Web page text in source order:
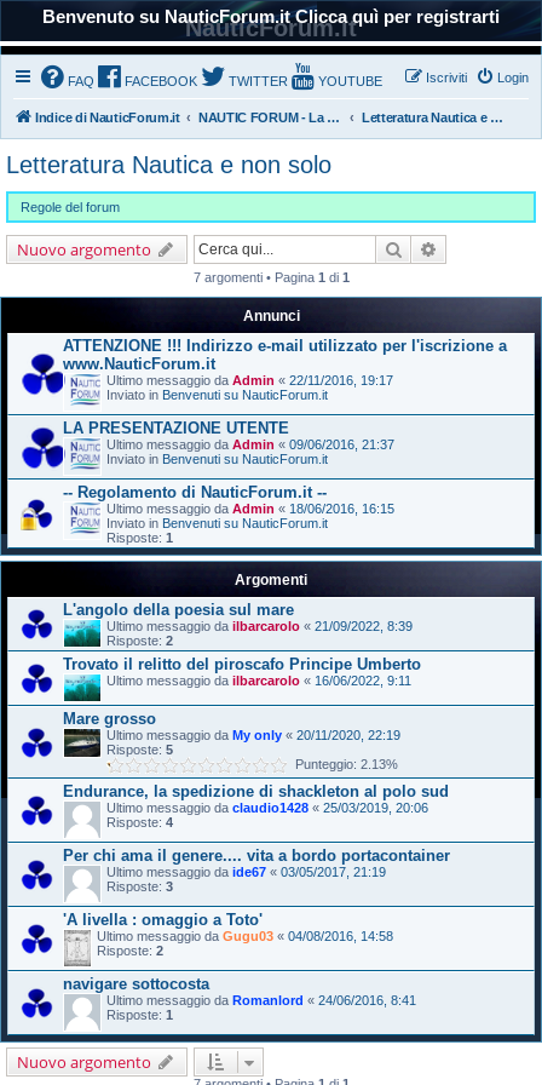
Benvenuto su NauticForum.it Clicca quì per registrarti
NauticForum.it
FAQ FACEBOOK TWITTER YOUTUBE Login
Iscriviti
Indice di NauticForum.it NAUTIC FORUM - La Nautica Letteratura Nautica e non solo
Letteratura Nautica e non solo
Regole del forum
Nuovo argomento Cerca
7 argomenti • Pagina 1 di 1
Annunci
ATTENZIONE !!! Indirizzo e-mail utilizzato per l'iscrizione a
www.NauticForum.it
Ultimo messaggio da Admin « 22/11/2016, 19:17
Inviato in Benvenuti su NauticForum.it
LA PRESENTAZIONE UTENTE
Ultimo messaggio da Admin « 09/06/2016, 21:37
Inviato in Benvenuti su NauticForum.it
-- Regolamento di NauticForum.it --
Ultimo messaggio da Admin « 18/06/2016, 16:15
Inviato in Benvenuti su NauticForum.it
Risposte: 1
Argomenti
L'angolo della poesia sul mare
Ultimo messaggio da ilbarcarolo « 21/09/2022, 8:39
Risposte: 2
Trovato il relitto del piroscafo Principe Umberto
Ultimo messaggio da ilbarcarolo « 16/06/2022, 9:11
Mare grosso
Ultimo messaggio da My only « 20/11/2020, 22:19
Risposte: 5
Punteggio: 2.13%
Endurance, la spedizione di shackleton al polo sud
Ultimo messaggio da claudio1428 « 25/03/2019, 20:06
Risposte: 4
Per chi ama il genere.... vita a bordo portacontainer
Ultimo messaggio da ide67 « 03/05/2017, 21:19
Risposte: 3
'A livella : omaggio a Toto'
Ultimo messaggio da Gugu03 « 04/08/2016, 14:58
Risposte: 2
navigare sottocosta
Ultimo messaggio da Romanlord « 24/06/2016, 8:41
Risposte: 1
Nuovo argomento